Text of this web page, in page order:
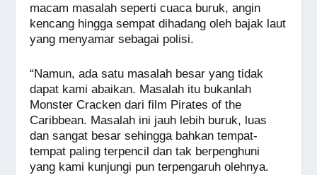
macam masalah seperti cuaca buruk, angin
kencang hingga sempat dihadang oleh bajak laut
yang menyamar sebagai polisi.
“Namun, ada satu masalah besar yang tidak
dapat kami abaikan. Masalah itu bukanlah
Monster Cracken dari film Pirates of the
Caribbean. Masalah ini jauh lebih buruk, luas
dan sangat besar sehingga bahkan tempat-
tempat paling terpencil dan tak berpenghuni
yang kami kunjungi pun terpengaruh olehnya.